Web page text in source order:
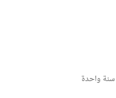
سنة واحدة